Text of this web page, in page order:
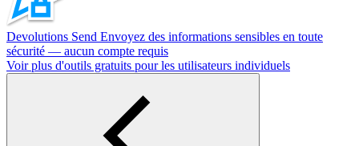
Devolutions Send Envoyez des informations sensibles en toute
sécurité — aucun compte requis
Voir plus d'outils gratuits pour les utilisateurs individuels